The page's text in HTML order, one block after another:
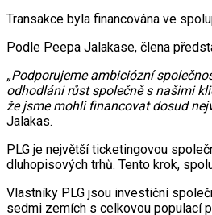
Transakce byla financována ve
Podle Peepa Jalakase, člena
„Podporujeme ambiciózní
odhodláni růst společně s našimi
že jsme mohli financovat dosud
Jalakas.
PLG je největší ticketingovou
dluhopisových trhů. Tento krok,
Vlastníky PLG jsou investiční
sedmi zemích s celkovou populací